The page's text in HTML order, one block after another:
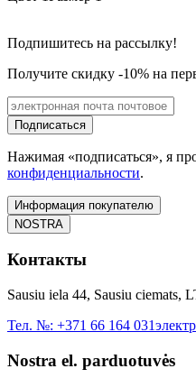
Подпишитесь на рассылку!
Получите скидку -10% на
Подписаться
Нажимая «подписаться», я
конфиденциальности.
Информация покупателю
NOSTRA
Контакты
Sausiu iela 44, Sausiu ciemats,
Тел. №: +371 66 164 031
Nostra el. parduotuvės